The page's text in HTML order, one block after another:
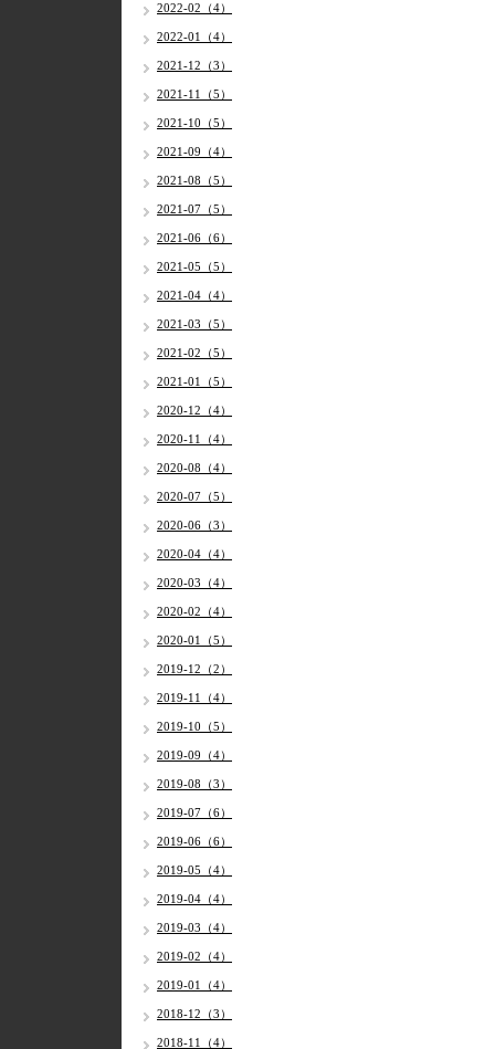
2022-02（4）
2022-01（4）
2021-12（3）
2021-11（5）
2021-10（5）
2021-09（4）
2021-08（5）
2021-07（5）
2021-06（6）
2021-05（5）
2021-04（4）
2021-03（5）
2021-02（5）
2021-01（5）
2020-12（4）
2020-11（4）
2020-08（4）
2020-07（5）
2020-06（3）
2020-04（4）
2020-03（4）
2020-02（4）
2020-01（5）
2019-12（2）
2019-11（4）
2019-10（5）
2019-09（4）
2019-08（3）
2019-07（6）
2019-06（6）
2019-05（4）
2019-04（4）
2019-03（4）
2019-02（4）
2019-01（4）
2018-12（3）
2018-11（4）